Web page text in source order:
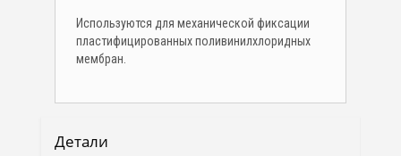
Используются для механической фиксации
пластифицированных поливинилхлоридных
мембран.
Детали